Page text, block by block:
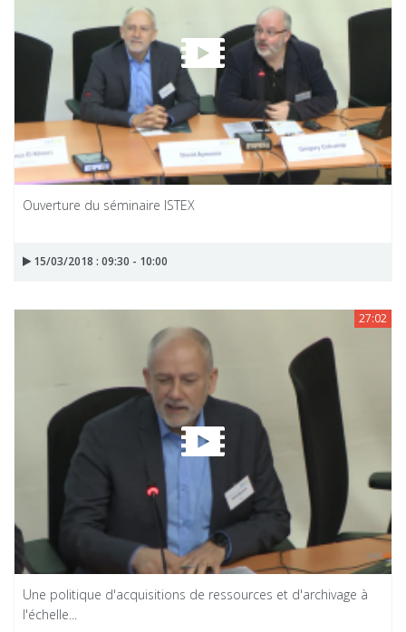
Ouverture du séminaire ISTEX
15/03/2018 : 09:30 - 10:00
27:02
Une politique d'acquisitions de ressources et d'archivage à
l'échelle...